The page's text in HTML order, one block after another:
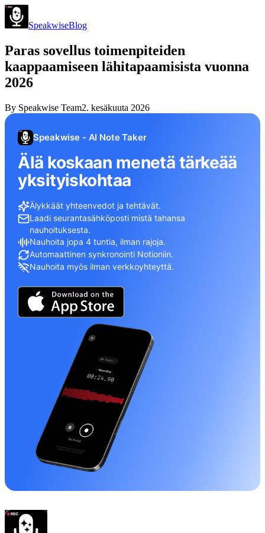
SpeakwiseBlog
Paras sovellus toimenpiteiden
kaappaamiseen lähitapaamisista vuonna
2026
By Speakwise Team2. kesäkuuta 2026
Speakwise - AI Note Taker
Älä koskaan menetä tärkeää
yksityiskohtaa
Älykkäät yhteenvedot ja tehtävät.
Laadi seurantasähköposti mistä tahansa
nauhoituksesta.
Nauhoita jopa 4 tuntia, ilman rajoja.
Automaattinen synkronointi Notioniin.
Nauhoita myös ilman verkkoyhteyttä.